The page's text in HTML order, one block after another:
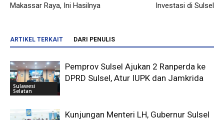
Makassar Raya, Ini Hasilnya
Investasi di Sulsel
ARTIKEL TERKAIT DARI PENULIS
Sulawesi
Selatan
Pemprov Sulsel Ajukan 2 Ranperda ke
DPRD Sulsel, Atur IUPK dan Jamkrida
Kunjungan Menteri LH, Gubernur Sulsel